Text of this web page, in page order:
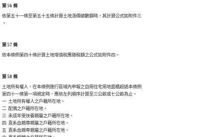
第 56 條
依第五十一條至第五十五條計算土地漲價總數額時，其計算公式如附件三
第 57 條
第 58 條
土地所有權人，在本條例施行區域內申報之自用住宅用地面積超過本條例
第四十一條第一項規定時，應依左列順序計算至三公畝或七公畝為止。
一  土地所有權人之戶籍所在地。
二  配偶之戶籍所在地。
三  未成年受扶養親屬之戶籍所在地。
四  直系血親尊親屬之戶籍所在地。
五  直系血親卑親屬之戶籍所在地。